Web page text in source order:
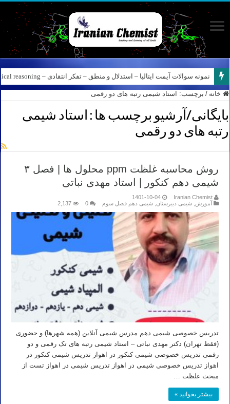
نمونه سوالات آیمت ایتالیا – استدلال و منطق – تفکر انتقادی – Logical reasoning – پارت ۸
خانه / برچسب: استاد شیمی رتبه های دو رقمی
بایگانی/آرشیو برچسب ها : استاد شیمی
رتبه های دو رقمی
روش محاسبه غلظت ppm محلول ها | فصل ۳
شیمی دهم کنکور | استاد مهدی نباتی
Iranian Chemist
1401-10-04
آموزش شیمی دبیرستان شیمی دهم فصل سوم 0
2,137
تدریس خصوصی شیمی دهم مدرس شیمی آنلاین (همه شهرها) و حضوری
(فقط تهران) دکتر مهدی نباتی – استاد شیمی رتبه های تک رقمی و دو
رقمی تدریس خصوصی شیمی کنکور در اهواز تدریس شیمی کنکور در
اهواز تدریس خصوصی شیمی در اهواز تدریس شیمی در اهواز تست از
مبحث غلظت …
بیشتر بخوانید »